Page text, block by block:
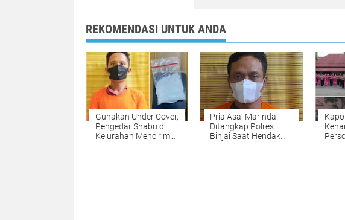
REKOMENDASI UNTUK ANDA
Gunakan Under Cover,
‎Pengedar Shabu di
Kelurahan Mencirim
Pria Asal Marindal
Ditangkap Polres
Binjai Saat Hendak